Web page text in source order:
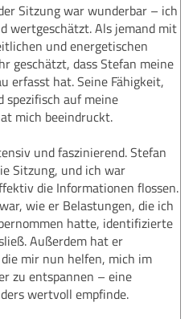
Sitzung war wunderbar – ich
wertgeschätzt. Als jemand mit
und energetischen
geschätzt, dass Stefan meine
erfasst hat. Seine Fähigkeit,
spezifisch auf meine
mich beeindruckt.
und faszinierend. Stefan
Sitzung, und ich war
die Informationen flossen.
wie er Belastungen, die ich
hatte, identifizierte
Außerdem hat er
mir nun helfen, mich im
zu entspannen – eine
wertvoll empfinde.